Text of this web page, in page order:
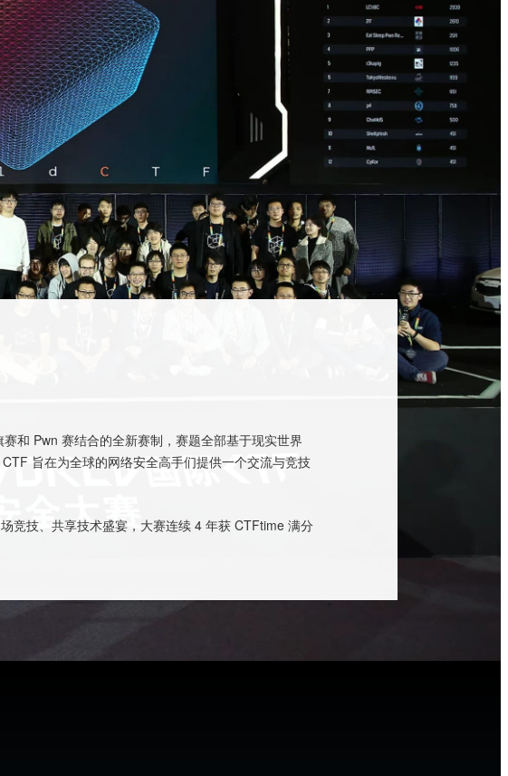
和 Pwn 赛结合的全新赛制，赛题全部基于现实世界
旨在为全球的网络安全高手们提供一个交流与竞技
竞技、共享技术盛宴，大赛连续 4 年获 CTFtime 满分